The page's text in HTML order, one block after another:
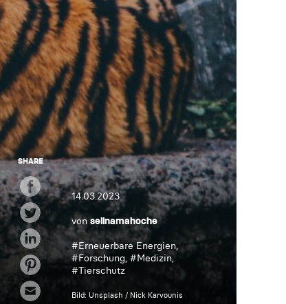
SHARE
14.03.2023
von selinamahoche
#Erneuerbare Energien,
#Forschung, #Medizin,
#Tierschutz
Bild: Unsplash / Nick Karvounis